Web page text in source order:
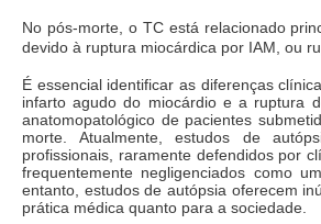
No pós-morte, o TC está relacionado
devido à ruptura miocárdica por IAM, ou
É essencial identificar as diferenças
infarto agudo do miocárdio e a ruptura
anatomopatológico de pacientes
morte. Atualmente, estudos de
profissionais, raramente defendidos por
frequentemente negligenciados como
entanto, estudos de autópsia oferecem
prática médica quanto para a sociedade.